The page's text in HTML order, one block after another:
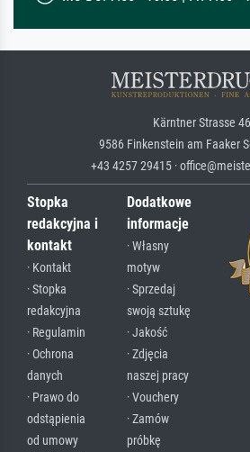
Kärntner Strasse 46
9586 Finkenstein am Faaker
+43 4257 29415 ·
Stopka
redakcyjna i
kontakt
· Kontakt
· Stopka
redakcyjna
· Regulamin
· Ochrona
danych
· Prawo do
odstąpienia
od umowy
Dodatkowe
informacje
· Własny
motyw
· Sprzedaj
swoją sztukę
· Jakość
· Zdjęcia
naszej pracy
· Vouchery
· Zamów
próbkę